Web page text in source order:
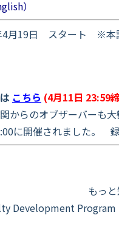
）
4月19日 スタート ※本
こちら (4月11日 23:59
からのオブザーバーも
に開催されました。
もっ
Development Program